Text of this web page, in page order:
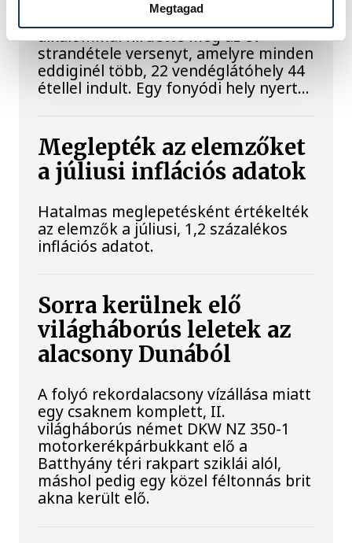
Megtagad
A Balatoni Kör idén tizenkettedik
alkalommal hirdette meg az év
strandétele versenyt, amelyre minden
eddiginél több, 22 vendéglátóhely 44
étellel indult. Egy fonyódi hely nyert...
Meglepték az elemzőket
a júliusi inflációs adatok
Hatalmas meglepetésként értékelték
az elemzők a júliusi, 1,2 százalékos
inflációs adatot.
Sorra kerülnek elő
világháborús leletek az
alacsony Dunából
A folyó rekordalacsony vízállása miatt
egy csaknem komplett, II.
világháborús német DKW NZ 350-1
motorkerékpárbukkant elő a
Batthyány téri rakpart sziklái alól,
máshol pedig egy közel féltonnás brit
akna került elő.